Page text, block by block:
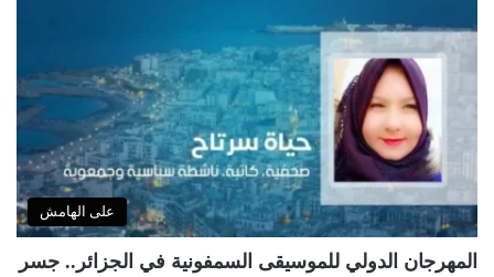
على الهامش
المهرجان الدولي للموسيقى السمفونية في الجزائر.. جسر